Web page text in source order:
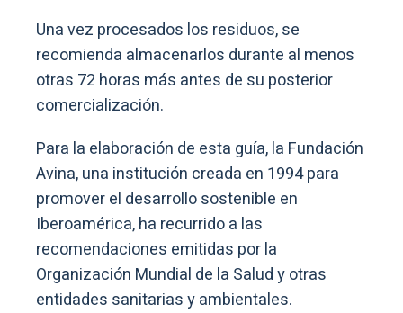
Una vez procesados los residuos, se
recomienda almacenarlos durante al menos
otras 72 horas más antes de su posterior
comercialización.
Para la elaboración de esta guía, la Fundación
Avina, una institución creada en 1994 para
promover el desarrollo sostenible en
Iberoamérica, ha recurrido a las
recomendaciones emitidas por la
Organización Mundial de la Salud y otras
entidades sanitarias y ambientales.